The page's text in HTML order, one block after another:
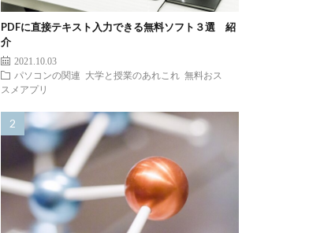
PDFに直接テキスト入力できる無料ソフト３選 紹
介
2021.10.03
パソコンの関連
大学と授業のあれこれ
無料おス
スメアプリ